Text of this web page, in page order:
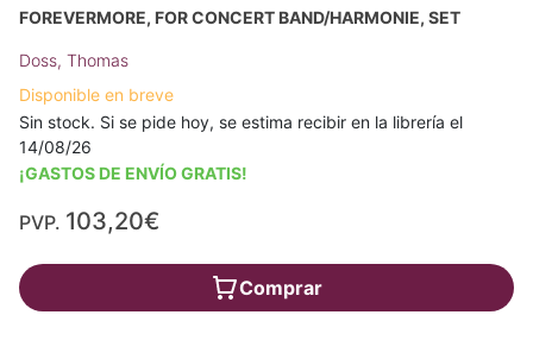
FOREVERMORE, FOR CONCERT BAND/HARMONIE, SET
Doss, Thomas
Disponible en breve
Sin stock. Si se pide hoy, se estima recibir en la librería el
14/08/26
¡GASTOS DE ENVÍO GRATIS!
PVP. 103,20€
Comprar